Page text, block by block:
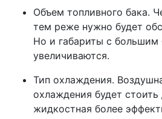
Объем топливного бака.
тем реже нужно будет
Но и габариты с большим
увеличиваются.
Тип охлаждения.
охлаждения будет
жидкостная более